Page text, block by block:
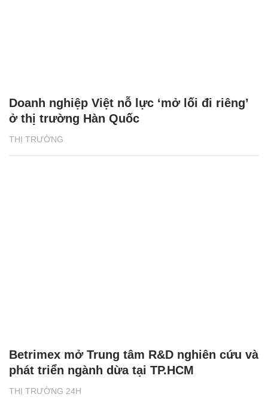
THỊ TRƯỜNG
Doanh nghiệp Việt nỗ lực ‘mở lối đi riêng’
ở thị trường Hàn Quốc
THỊ TRƯỜNG 24H
Betrimex mở Trung tâm R&D nghiên cứu và
phát triển ngành dừa tại TP.HCM